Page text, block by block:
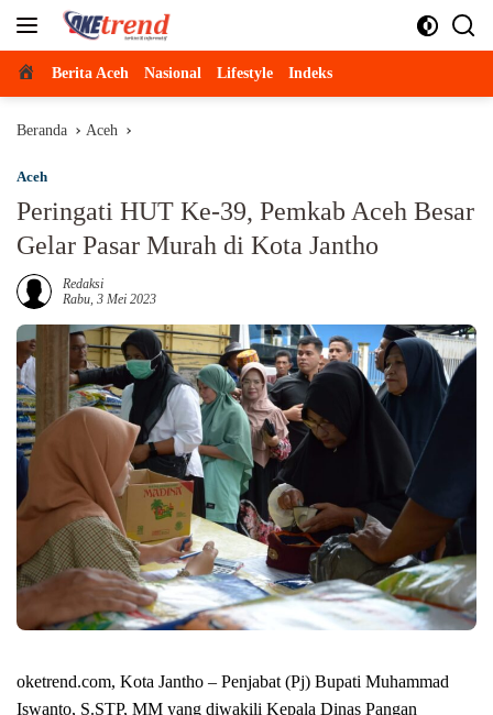
Beranda
Berita Aceh Nasional Lifestyle Indeks
Beranda Aceh
Aceh
Peringati HUT Ke-39, Pemkab Aceh Besar
Gelar Pasar Murah di Kota Jantho
Redaksi
Rabu, 3 Mei 2023
oketrend.com, Kota Jantho – Penjabat (Pj) Bupati Muhammad
Iswanto, S.STP, MM yang diwakili Kepala Dinas Pangan